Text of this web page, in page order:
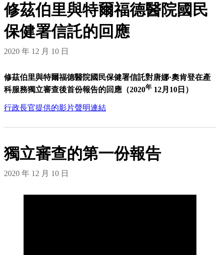
修茲伯里與特爾福德醫院國民
保健署信託的回應
2020 年 12 月 10 日
修茲伯里與特爾福德醫院國民保健署信託對唐娜·奧肯登在產
科服務獨立審查後首份報告的回應（2020年 12月10日）
行政長官提供的影片聲明連結
獨立審查的第一份報告
2020 年 12 月 10 日